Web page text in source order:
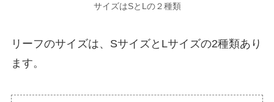
サイズはSとLの２種類
リーフのサイズは、SサイズとLサイズの2種類あり
ます。